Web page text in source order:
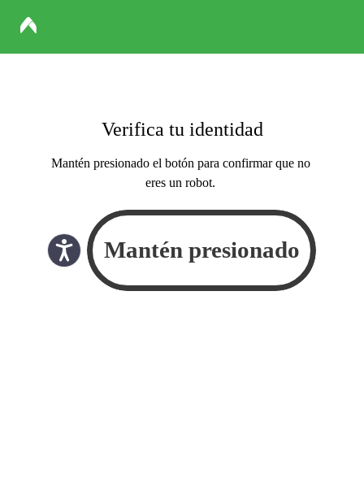
Verifica tu identidad
Mantén presionado el botón para confirmar que no
eres un robot.